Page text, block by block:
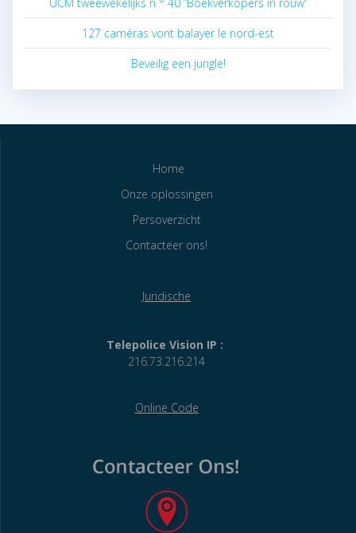
127 caméras vont balayer le nord-est
Beveilig een jungle!
Home
Onze oplossingen
Persoverzicht
Contacteer ons!
Juridische
Telepolice Vision IP :
216.73.216.214
Online Code